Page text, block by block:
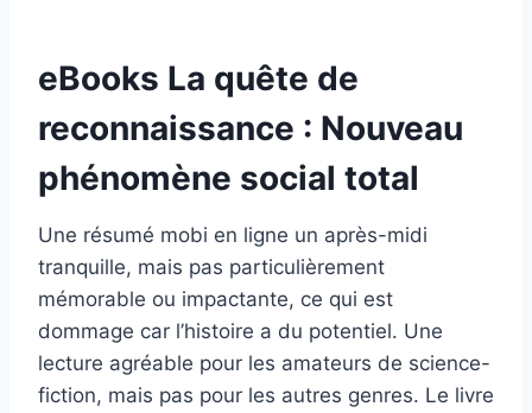
eBooks La quête de
reconnaissance : Nouveau
phénomène social total
Une résumé mobi en ligne un après-midi
tranquille, mais pas particulièrement
mémorable ou impactante, ce qui est
dommage car l’histoire a du potentiel. Une
lecture agréable pour les amateurs de science-
fiction, mais pas pour les autres genres. Le livre